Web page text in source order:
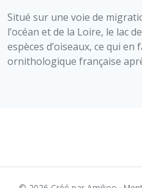
Situé sur une voie de
l’océan et de la Loire, le lac
espèces d’oiseaux, ce qui
ornithologique française